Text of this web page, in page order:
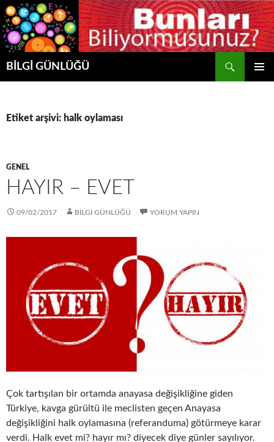
BİLGİ GÜNLÜĞÜ
Ara
Etiket arşivi: halk oylaması
GENEL
HAYIR – EVET
09/02/2017 BİLGİ GÜNLÜĞÜ YORUM YAPIN
Çok tartışılan bir ortamda anayasa değişikliğine giden
Türkiye, kavga gürültü ile meclisten geçen Anayasa
değişikliğini halk oylamasına (referanduma) götürmeye karar
verdi. Halk evet mi? hayır mı? diyecek diye günler sayılıyor.